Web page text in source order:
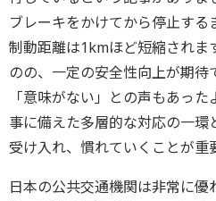
ブレーキをかけてから停止する
制動距離は1kmほど短縮されま
のの、一定の安全性向上が期待
「意味がない」との声もあっ
事に備えた多層的な対応の一環
受け入れ、慣れていくことが重
日本の公共交通機関は非常に優